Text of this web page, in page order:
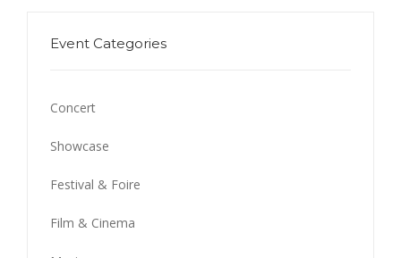
Event Categories
Concert
Showcase
Festival & Foire
Film & Cinema